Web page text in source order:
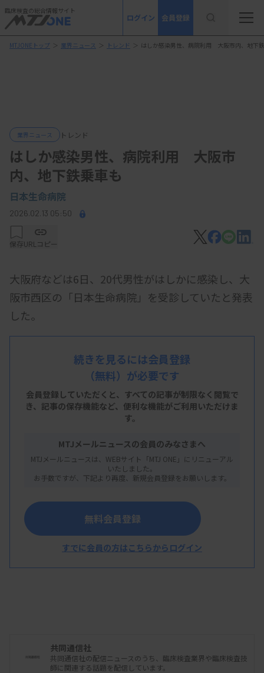
臨床検査の総合情報サイト
ログイン 会員登録
MTJONEトップ ＞ 業界ニュース ＞ トレンド ＞ はしか感染男性、病院利用 大阪市内、地下
業界ニュース トレンド
はしか感染男性、病院利用 大阪市
内、地下鉄乗車も
日本生命病院
2026.02.13 05:50
保存URLコピー
大阪府などは6日、20代男性がはしかに感染し、大
阪市西区の「日本生命病院」を受診していたと発表
した。
男性は2日午前10時半～正午ごろの間、病院の2階
に滞在し、不特定多数に接触した可能性がある。は
しかは感染力が強く、施設の利用者で19日までに疑
わしい症状が出た場合には、事前に連絡の上医療機
関を受診するよう呼びかけている。府などによる
日と29日には、大阪メトロ中央線九条―阿波座間
と、千日前線谷町九丁目―阿波座間を利用してい
男性は検査のため今月2日に同病院を訪れ、4日に陽
性が確認された。渡航歴はなく、市が感染経路を調
続きを見るには会員登録
（無料）が必要です
会員登録していただくと、すべての記事が制限なく閲覧で
き、 記事の保存機能など、便利な機能がご利用いただけま
す。
MTJメールニュースの会員のみなさまへ
MTJメールニュースは、WEBサイト「MTJ ONE」にリニューアル
いたしました。
お手数ですが、下記より再度、新規会員登録をお願いします。
無料会員登録
すでに会員の方はこちらからログイン
共同通信社
共同通信社の配信ニュースのうち、臨床検査業界や臨床検査技
師に関連する話題を配信しています。